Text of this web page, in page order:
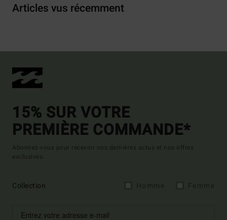
Articles vus récemment
15% SUR VOTRE
PREMIÈRE COMMANDE*
Abonnez-vous pour recevoir nos dernières actus et nos offres
exclusives.
Collection